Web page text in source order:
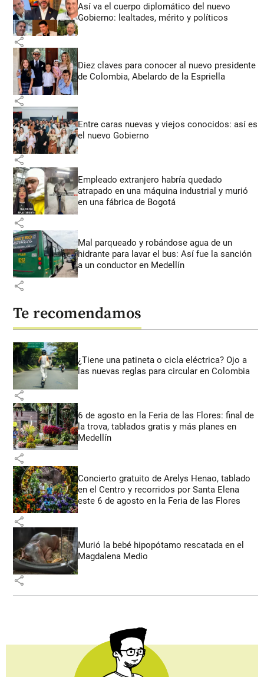
Así va el cuerpo diplomático del nuevo
Gobierno: lealtades, mérito y políticos
share
Diez claves para conocer al nuevo presidente
de Colombia, Abelardo de la Espriella
share
Entre caras nuevas y viejos conocidos: así es
el nuevo Gobierno
share
Empleado extranjero habría quedado
atrapado en una máquina industrial y murió
en una fábrica de Bogotá
share
Mal parqueado y robándose agua de un
hidrante para lavar el bus: Así fue la sanción
a un conductor en Medellín
share
Te recomendamos
¿Tiene una patineta o cicla eléctrica? Ojo a
las nuevas reglas para circular en Colombia
share
6 de agosto en la Feria de las Flores: final de
la trova, tablados gratis y más planes en
Medellín
share
Concierto gratuito de Arelys Henao, tablado
en el Centro y recorridos por Santa Elena
este 6 de agosto en la Feria de las Flores
share
Murió la bebé hipopótamo rescatada en el
Magdalena Medio
share